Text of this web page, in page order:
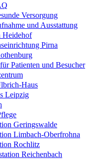
Versorgung
und Ausstattung
Heidehof
Pirna
Patienten und Besucher
Haus
Leipzig
Geringswalde
Limbach-Oberfrohna
Rochlitz
Reichenbach